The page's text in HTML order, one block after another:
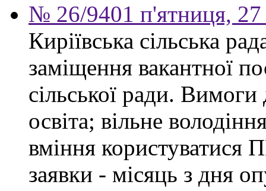
№ 26/9401 п'ятниця, 27
Киріївська сільська
заміщення вакантної
сільської ради.
освіта; вільне
вміння користуватися
заявки - місяць з дня